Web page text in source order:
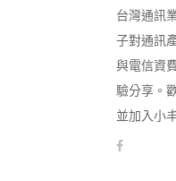
台灣通訊
子對通訊
與電信資
驗分享。
並加入小